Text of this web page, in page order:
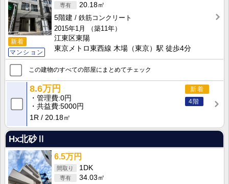
新着
マンション
20.18㎡
5階建
鉄筋コンクリート
2015年1月
（築11年）
江東区東陽
東京メトロ東西線 木場（東京）駅 徒歩4分
この建物のすべての部屋にまとめてチェック
新着
4階
8.6万円
管理費 0円
共益費 5000円
1R
20.18㎡
Hx北砂Ⅱ
6.5万円
1DK
34.03㎡